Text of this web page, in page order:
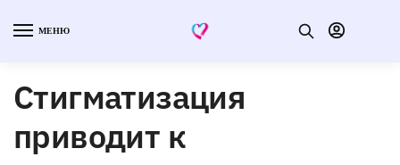
МЕНЮ
Стигматизация
приводит к